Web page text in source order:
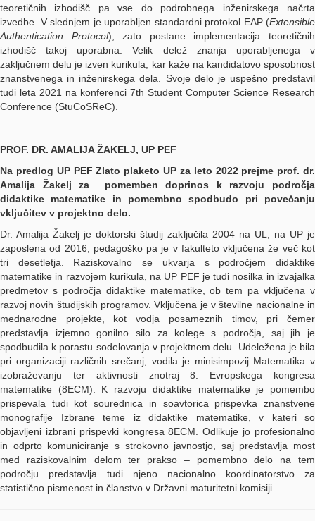
teoretičnih izhodišč pa vse do podrobnega inženirskega načrta
izvedbe. V slednjem je uporabljen standardni protokol EAP (Extensible
Authentication Protocol), zato postane implementacija teoretičnih
izhodišč takoj uporabna. Velik delež znanja uporabljenega v
zaključnem delu je izven kurikula, kar kaže na kandidatovo sposobnost
znanstvenega in inženirskega dela. Svoje delo je uspešno predstavil
tudi leta 2021 na konferenci 7th Student Computer Science Research
Conference (StuCoSReC).
PROF. DR. AMALIJA ŽAKELJ, UP PEF
Na predlog UP PEF Zlato plaketo UP za leto 2022 prejme prof. dr.
Amalija Žakelj za pomemben doprinos k razvoju področja
didaktike matematike in pomembno spodbudo pri povečanju
vključitev v projektno delo.
Dr. Amalija Žakelj je doktorski študij zaključila 2004 na UL, na UP je
zaposlena od 2016, pedagoško pa je v fakulteto vključena že več kot
tri desetletja. Raziskovalno se ukvarja s področjem didaktike
matematike in razvojem kurikula, na UP PEF je tudi nosilka in izvajalka
predmetov s področja didaktike matematike, ob tem pa vključena v
razvoj novih študijskih programov. Vključena je v številne nacionalne in
mednarodne projekte, kot vodja posameznih timov, pri čemer
predstavlja izjemno gonilno silo za kolege s področja, saj jih je
spodbudila k porastu sodelovanja v projektnem delu. Udeležena je bila
pri organizaciji različnih srečanj, vodila je minisimpozij Matematika v
izobraževanju ter aktivnosti znotraj 8. Evropskega kongresa
matematike (8ECM). K razvoju didaktike matematike je pomembo
prispevala tudi kot sourednica in soavtorica prispevka znanstvene
monografije Izbrane teme iz didaktike matematike, v kateri so
objavljeni izbrani prispevki kongresa 8ECM. Odlikuje jo profesionalno
in odprto komuniciranje s strokovno javnostjo, saj predstavlja most
med raziskovalnim delom ter prakso – pomembno delo na tem
področju predstavlja tudi njeno nacionalno koordinatorstvo za
statistično pismenost in članstvo v Državni maturitetni komisiji.